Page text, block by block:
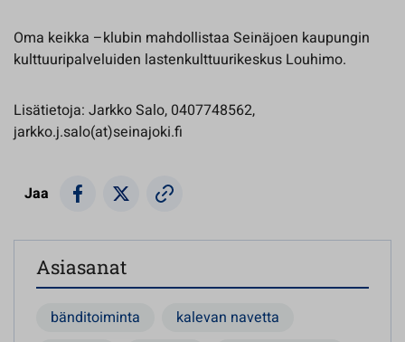
Oma keikka –klubin mahdollistaa Seinäjoen kaupungin
kulttuuripalveluiden lastenkulttuurikeskus Louhimo.
Lisätietoja: Jarkko Salo, 0407748562,
jarkko.j.salo(at)seinajoki.fi
Jaa
Asiasanat
bänditoiminta
kalevan navetta